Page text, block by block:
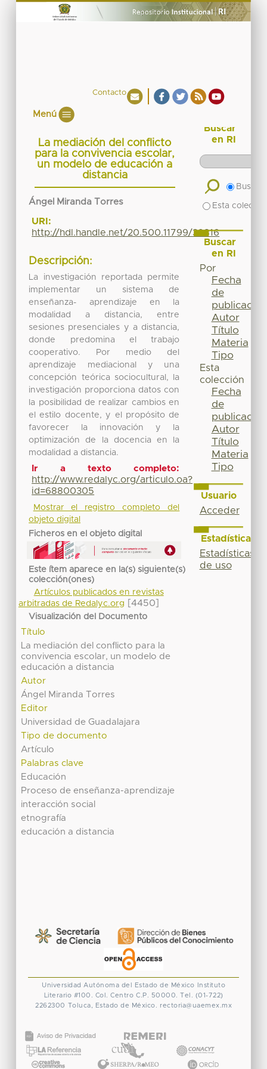
Contacto
Menú
La mediación del conflicto
para la convivencia escolar,
un modelo de educación a
distancia
Ángel Miranda Torres
URI:
http://hdl.handle.net/20.500.11799/39816
Descripción:
La investigación reportada permite
implementar un sistema de
enseñanza- aprendizaje en la
modalidad a distancia, entre
sesiones presenciales y a distancia,
donde predomina el trabajo
cooperativo. Por medio del
aprendizaje mediacional y una
concepción teórica sociocultural, la
investigación proporciona datos con
la posibilidad de realizar cambios en
el estilo docente, y el propósito de
favorecer la innovación y la
optimización de la docencia en la
modalidad a distancia.
Ir a texto completo:
http://www.redalyc.org/articulo.oa?
id=68800305
Mostrar el registro completo del
objeto digital
Ficheros en el objeto digital
Este ítem aparece en la(s) siguiente(s)
colección(ones)
Artículos publicados en revistas
arbitradas de Redalyc.org
[4450]
Visualización del Documento
Título
La mediación del conflicto para la
convivencia escolar, un modelo de
educación a distancia
Autor
Ángel Miranda Torres
Editor
Universidad de Guadalajara
Tipo de documento
Artículo
Palabras clave
Educación
Proceso de enseñanza-aprendizaje
interacción social
etnografía
educación a distancia
Buscar
en RI
Buscar
Esta
Buscar
en RI
Por
Fecha
de
publicación
Autor
Título
Materia
Tipo
Esta
colección
Fecha
de
publicación
Autor
Título
Materia
Tipo
Usuario
Acceder
Estadísticas
Estadísticas
de uso
Universidad Autónoma del Estado de México
Instituto
Literario #100. Col. Centro C.P. 50000. Tel. (01-722)
2262300 Toluca, Estado de México. rectoria@uaemex.mx